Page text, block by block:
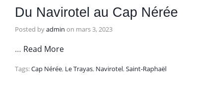
Du Navirotel au Cap Nérée
Posted byadmin on mars 3, 2023
… Read More
Tags:Cap Nérée, Le Trayas, Navirotel, Saint-Raphaël